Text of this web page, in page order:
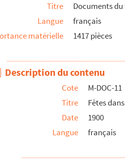
Titre
Documents
Langue
français
matérielle
1417 pièces
Description du contenu
Cote
M-DOC-11
Titre
Fêtes
Date
1900
Langue
français